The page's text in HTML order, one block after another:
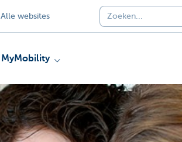
Alle websites
MyMobility